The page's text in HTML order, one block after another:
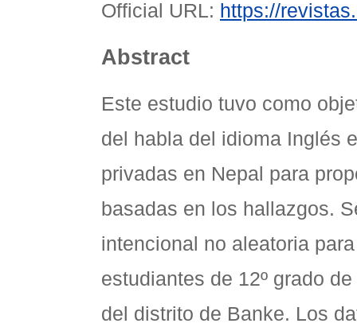
Official URL: https://
Abstract
Este estudio tuvo como
del habla del idioma Inglés
privadas en Nepal para
basadas en los hallazgos.
intencional no aleatoria
estudiantes de 12º grado
del distrito de Banke. Los